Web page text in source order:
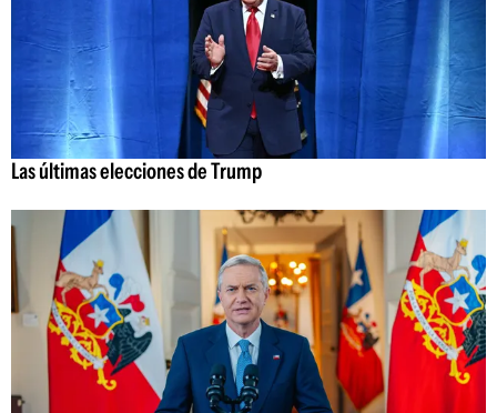
Las últimas elecciones de Trump